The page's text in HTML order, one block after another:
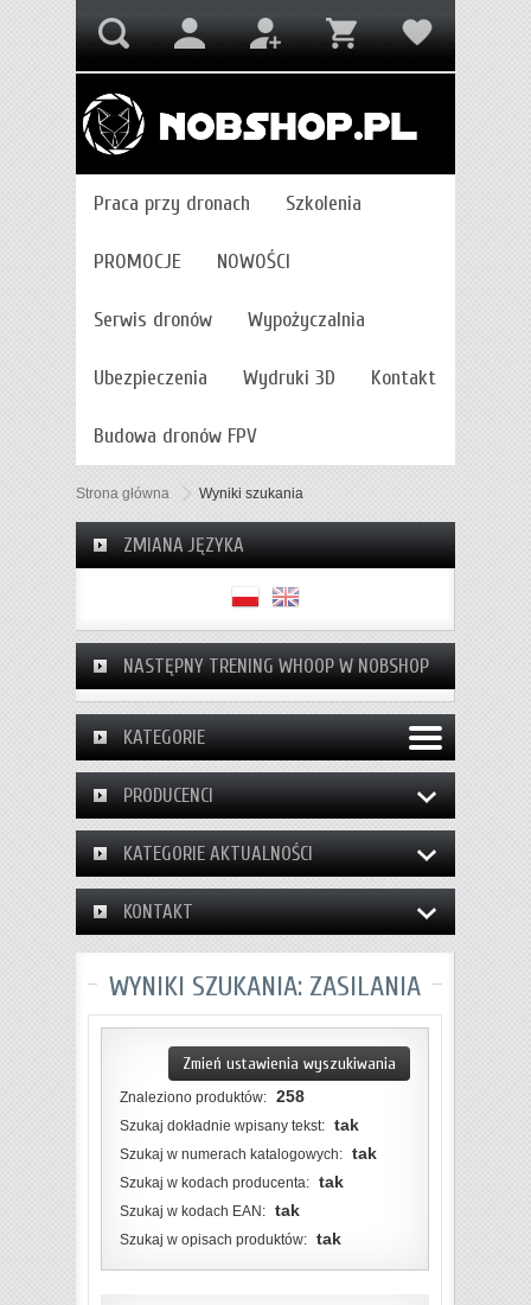
Praca przy dronach Szkolenia
PROMOCJE NOWOŚCI
Serwis dronów Wypożyczalnia
Ubezpieczenia Wydruki 3D Kontakt
Budowa dronów FPV
Strona główna Wyniki szukania
ZMIANA JĘZYKA
NASTĘPNY TRENING WHOOP W NOBSHOP
KATEGORIE
PRODUCENCI
KATEGORIE AKTUALNOŚCI
KONTAKT
WYNIKI SZUKANIA: ZASILANIA
Zmień ustawienia wyszukiwania
Znaleziono produktów: 258
Szukaj dokładnie wpisany tekst: tak
Szukaj w numerach katalogowych: tak
Szukaj w kodach producenta: tak
Szukaj w kodach EAN: tak
Szukaj w opisach produktów: tak